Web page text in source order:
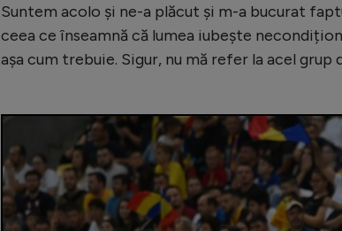
Suntem acolo și ne-a plăcut și m-a bucurat
ceea ce înseamnă că lumea iubește
așa cum trebuie. Sigur, nu mă refer la acel grup